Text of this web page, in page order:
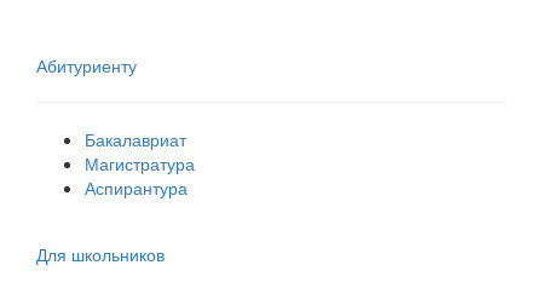
Абитуриенту
Бакалавриат
Магистратура
Аспирантура
Для школьников